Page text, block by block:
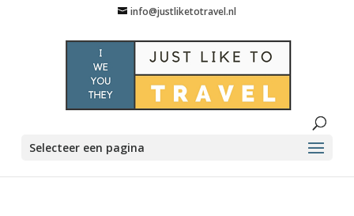
info@justliketotravel.nl
Selecteer een pagina